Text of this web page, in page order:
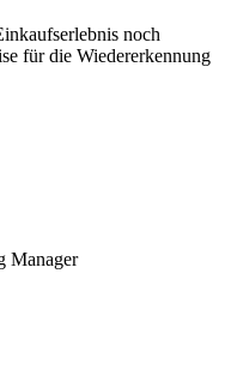
noch
für die Wiedererkennung
Manager